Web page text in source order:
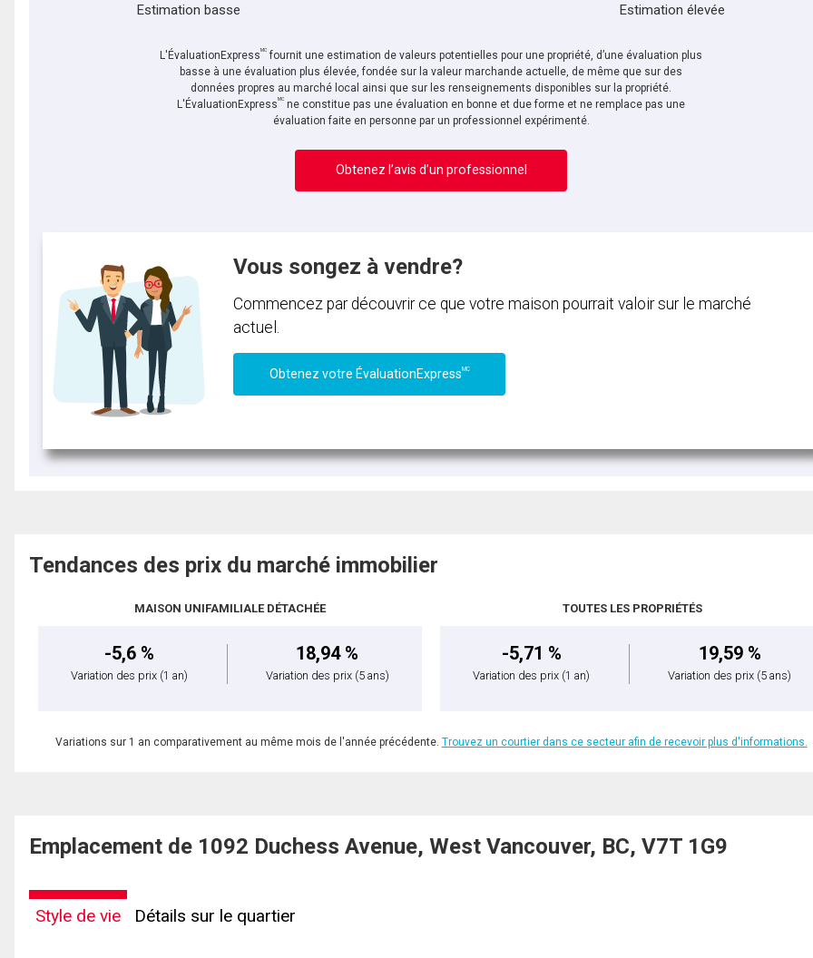
Estimation basse Estimation élevée
L'ÉvaluationExpressMC fournit une estimation de valeurs potentielles pour une propriété, d’une évaluation plus
basse à une évaluation plus élevée, fondée sur la valeur marchande actuelle, de même que sur des
données propres au marché local ainsi que sur les renseignements disponibles sur la propriété.
L'ÉvaluationExpressMC ne constitue pas une évaluation en bonne et due forme et ne remplace pas une
évaluation faite en personne par un professionnel expérimenté.
Obtenez l’avis d’un professionnel
Vous songez à vendre?
Commencez par découvrir ce que votre maison pourrait valoir sur le marché
actuel.
Obtenez votre ÉvaluationExpressMC
Tendances des prix du marché immobilier
MAISON UNIFAMILIALE DÉTACHÉE
-5,6 %
Variation des prix (1 an)
18,94 %
Variation des prix (5 ans)
TOUTES LES PROPRIÉTÉS
-5,71 %
Variation des prix (1 an)
19,59 %
Variation des prix (5 ans)
Variations sur 1 an comparativement au même mois de l'année précédente. Trouvez un courtier dans ce secteur afin de recevoir plus d'informations.
Emplacement de 1092 Duchess Avenue, West Vancouver, BC, V7T 1G9
Style de vie Détails sur le quartier